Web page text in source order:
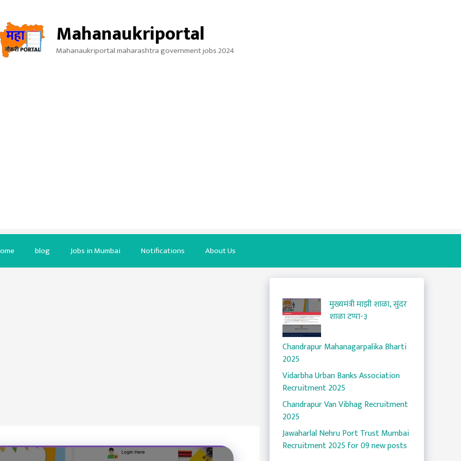
Mahanaukriportal
Mahanaukriportal maharashtra government jobs 2024
blog Jobs in Mumbai Notifications About Us
मुख्यमंत्री माझी शाळा, सुंदर
शाळा टप्पा-३
Chandrapur Mahanagarpalika Bharti
2025
Vidarbha Urban Banks Association
Recruitment 2025
Chandrapur Van Vibhag Recruitment
2025
Jawaharlal Nehru Port Trust Mumbai
Recruitment 2025 for 09 new posts